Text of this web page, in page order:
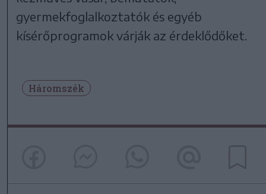
gyermekfoglalkoztatók és egyéb
kísérőprogramok várják az érdeklődőket.
Háromszék